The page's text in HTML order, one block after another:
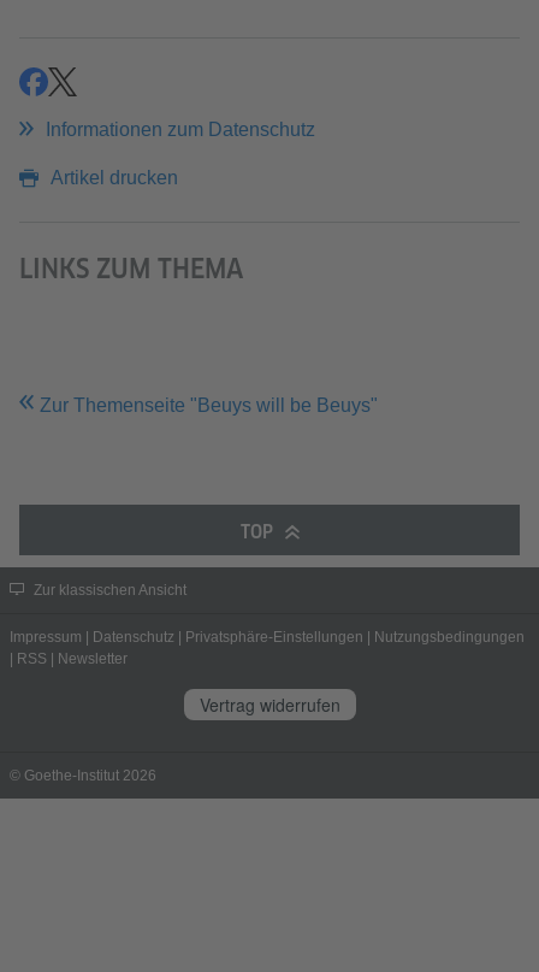
teilenteilen
Informationen zum Datenschutz
Artikel drucken
LINKS ZUM THEMA
Zur Themenseite "Beuys will be Beuys"
TOP
Zur klassischen Ansicht
Impressum Datenschutz Privatsphäre-Einstellungen
Nutzungsbedingungen
RSS Newsletter
Vertrag widerrufen
© Goethe-Institut 2026